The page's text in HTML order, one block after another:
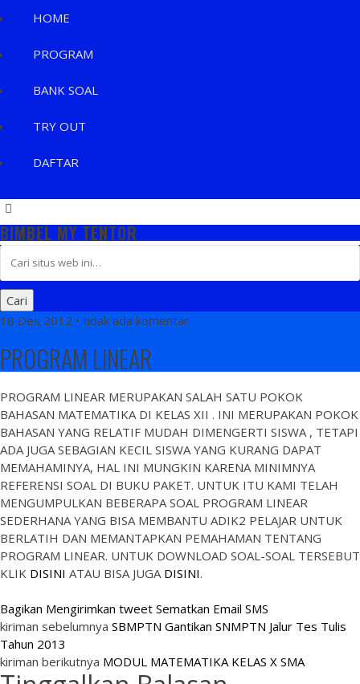
HOME
PROGRAM
BANK SOAL
TRY OUT
DAFTAR
BIMBEL MY TENTOR
18 Des 2012 • tidak ada komentar
PROGRAM LINEAR
PROGRAM LINEAR MERUPAKAN SALAH SATU POKOK
BAHASAN MATEMATIKA DI KELAS XII . INI MERUPAKAN POKOK
BAHASAN YANG RELATIF MUDAH DIMENGERTI SISWA , TETAPI
ADA JUGA SEBAGIAN KECIL SISWA YANG KURANG DAPAT
MEMAHAMINYA, HAL INI MUNGKIN KARENA MINIMNYA
REFERENSI SOAL DI BUKU PAKET. UNTUK ITU KAMI TELAH
MENGUMPULKAN BEBERAPA SOAL PROGRAM LINEAR
SEDERHANA YANG BISA MEMBANTU ADIK2 PELAJAR UNTUK
BERLATIH DAN MEMANTAPKAN PEMAHAMAN TENTANG
PROGRAM LINEAR. UNTUK DOWNLOAD SOAL-SOAL TERSEBUT
KLIK DISINI ATAU BISA JUGA DISINI.
Bagikan Mengirimkan tweet Sematkan Email SMS
kiriman sebelumnya SBMPTN Gantikan SNMPTN Jalur Tes Tulis
Tahun 2013
kiriman berikutnya MODUL MATEMATIKA KELAS X SMA